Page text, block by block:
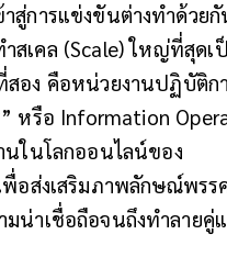
สู่การแข่งขันต่างทำด้วย
สเคล (Scale) ใหญ่ที่สุดเ
อง คือหน่วยงานปฏิบัติก
หรือ Information
นในโลกออนไลน์ของ
พื่อส่งเสริมภาพลักษณ์พรร
น่าเชื่อถือจนถึงทำลายคู่